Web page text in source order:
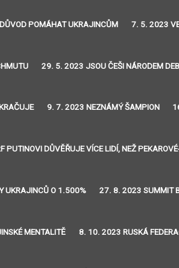
POMÁHAT UKRAJINCŮM 7. 5. 2023
29. 5. 2023 JSOU ČEŠI NÁRODEM
9. 7. 2023 NEZNÁMÝ ŠAMPION
DŮVĚŘUJE VÍCE LIDÍ, NEŽ
UKRAJINCŮ O 1.500% 27. 8. 2023 SUMMIT
MENTALITĚ 8. 10. 2023 RUSKÁ